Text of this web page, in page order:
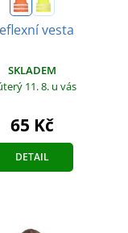
vesta
SKLADEM
11. 8. u vás
65 Kč
DETAIL